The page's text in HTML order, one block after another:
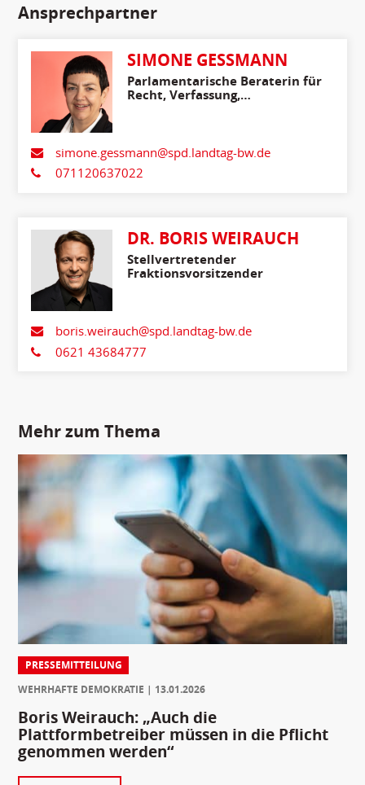
Ansprechpartner
SIMONE GESSMANN
Parlamentarische Beraterin für
Recht, Verfassung,
Medienpolitik, Innenpolitik
simone.gessmann@spd.landtag-bw.de
071120637022
DR. BORIS WEIRAUCH
Stellvertretender
Fraktionsvorsitzender
boris.weirauch@spd.landtag-bw.de
0621 43684777
Mehr zum Thema
PRESSEMITTEILUNG
WEHRHAFTE DEMOKRATIE
13.01.2026
Boris Weirauch: „Auch die
Plattformbetreiber müssen in die Pflicht
genommen werden“